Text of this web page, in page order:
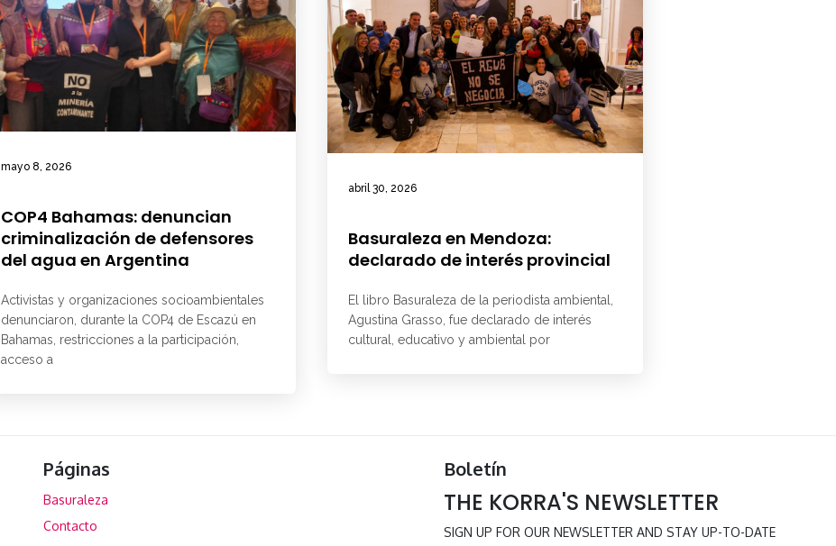
mayo 8, 2026
COP4 Bahamas: denuncian
criminalización de defensores
del agua en Argentina
Activistas y organizaciones socioambientales
denunciaron, durante la COP4 de Escazú en
Bahamas, restricciones a la participación,
acceso a
abril 30, 2026
Basuraleza en Mendoza:
declarado de interés provincial
El libro Basuraleza de la periodista ambiental,
Agustina Grasso, fue declarado de interés
cultural, educativo y ambiental por
Páginas
Basuraleza
Contacto
Boletín
THE KORRA'S NEWSLETTER
SIGN UP FOR OUR NEWSLETTER AND STAY UP-TO-DATE